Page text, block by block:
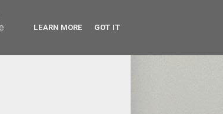
LEARN MORE GOT IT